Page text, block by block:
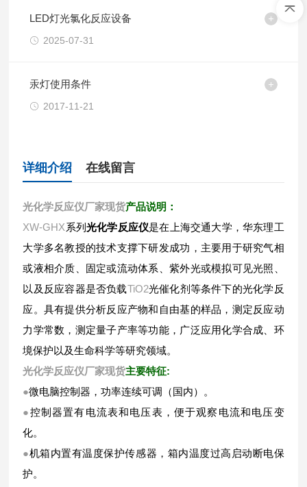
LED灯光氯化反应设备
2025-07-31
汞灯使用条件
2017-11-21
详细介绍 在线留言
光化学反应仪厂家现货产品说明：
XW-GHX系列光化学反应仪是在上海交通大学，华东理工
大学多名教授的技术支撑下研发成功，主要用于研究气相
或液相介质、固定或流动体系、紫外光或模拟可见光照、
以及反应容器是否负载TiO2光催化剂等条件下的光化学反
应。具有提供分析反应产物和自由基的样品，测定反应动
力学常数，测定量子产率等功能，广泛应用化学合成、环
境保护以及生命科学等研究领域。
光化学反应仪厂家现货主要特征:
●微电脑控制器，功率连续可调（国内）。
●控制器置有电流表和电压表，便于观察电流和电压变
化。
●机箱内置有温度保护传感器，箱内温度过高启动断电保
护。